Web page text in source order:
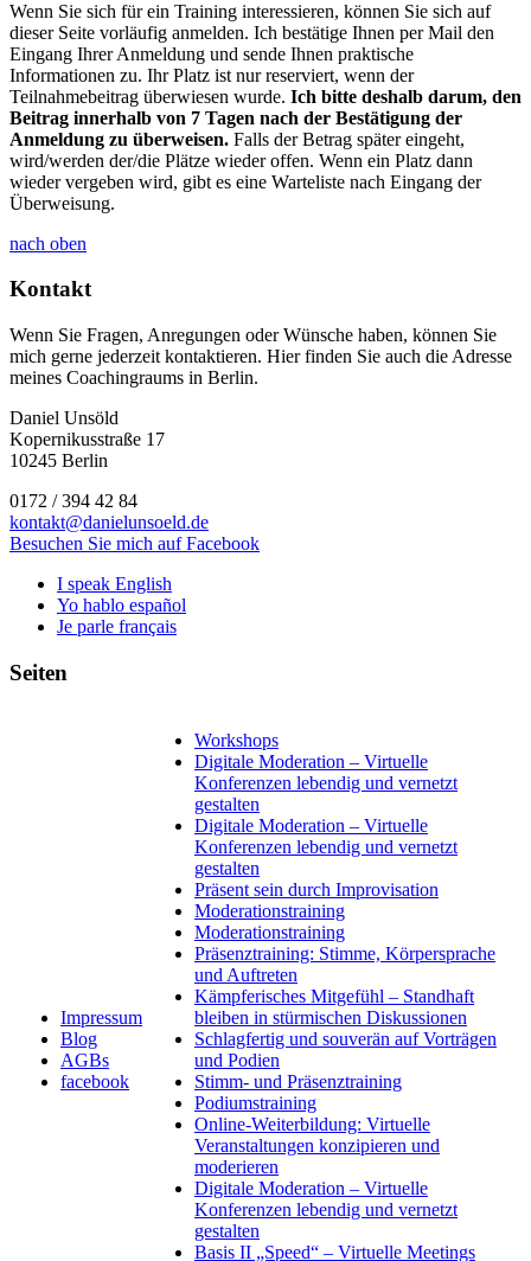
Wenn Sie sich für ein Training interessieren, können Sie sich auf
dieser Seite vorläufig anmelden. Ich bestätige Ihnen per Mail den
Eingang Ihrer Anmeldung und sende Ihnen praktische
Informationen zu. Ihr Platz ist nur reserviert, wenn der
Teilnahmebeitrag überwiesen wurde. Ich bitte deshalb darum, den
Beitrag innerhalb von 7 Tagen nach der Bestätigung der
Anmeldung zu überweisen. Falls der Betrag später eingeht,
wird/werden der/die Plätze wieder offen. Wenn ein Platz dann
wieder vergeben wird, gibt es eine Warteliste nach Eingang der
Überweisung.
nach oben
Kontakt
Wenn Sie Fragen, Anregungen oder Wünsche haben, können Sie
mich gerne jederzeit kontaktieren. Hier finden Sie auch die Adresse
meines Coachingraums in Berlin.
Daniel Unsöld
Kopernikusstraße 17
10245 Berlin
0172 / 394 42 84
kontakt@danielunsoeld.de
Besuchen Sie mich auf Facebook
I speak English
Yo hablo español
Je parle français
Seiten
Impressum
Blog
AGBs
facebook
Workshops
Digitale Moderation – Virtuelle
Konferenzen lebendig und vernetzt
gestalten
Digitale Moderation – Virtuelle
Konferenzen lebendig und vernetzt
gestalten
Präsent sein durch Improvisation
Moderationstraining
Moderationstraining
Präsenztraining: Stimme, Körpersprache
und Auftreten
Kämpferisches Mitgefühl – Standhaft
bleiben in stürmischen Diskussionen
Schlagfertig und souverän auf Vorträgen
und Podien
Stimm- und Präsenztraining
Podiumstraining
Online-Weiterbildung: Virtuelle
Veranstaltungen konzipieren und
moderieren
Digitale Moderation – Virtuelle
Konferenzen lebendig und vernetzt
gestalten
Basis II „Speed“ – Virtuelle Meetings